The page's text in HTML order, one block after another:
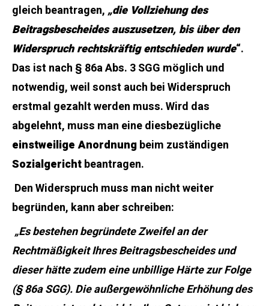
gleich beantragen,„die Vollziehung des
Beitragsbescheides auszusetzen, bis über den
Widerspruch rechtskräftig entschieden wurde“.
Das ist nach § 86a Abs. 3 SGG möglich und
notwendig, weil sonst auch bei Widerspruch
erstmal gezahlt werden muss. Wird das
abgelehnt, muss man eine diesbezügliche
einstweilige Anordnungbeim zuständigen
Sozialgerichtbeantragen.
Den Widerspruch muss man nicht weiter
begründen, kann aber schreiben:
„Es bestehen begründete Zweifel an der
Rechtmäßigkeit Ihres Beitragsbescheides und
dieser hätte zudem eine unbillige Härte zur Folge
(§ 86a SGG). Die außergewöhnliche Erhöhung des